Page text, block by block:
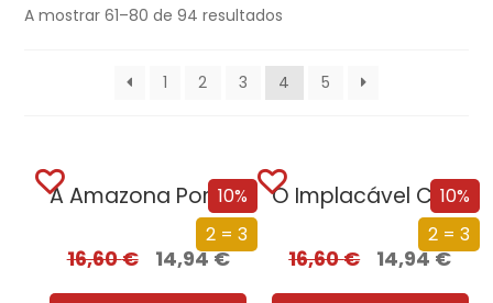
A mostrar 61–80 de 94 resultados
1 2 3 4 5
10%
2 = 3
A Amazona Portuguesa
16,60€ 14,94€
10%
2 = 3
O Implacável Cerco de Almada
16,60€ 14,94€